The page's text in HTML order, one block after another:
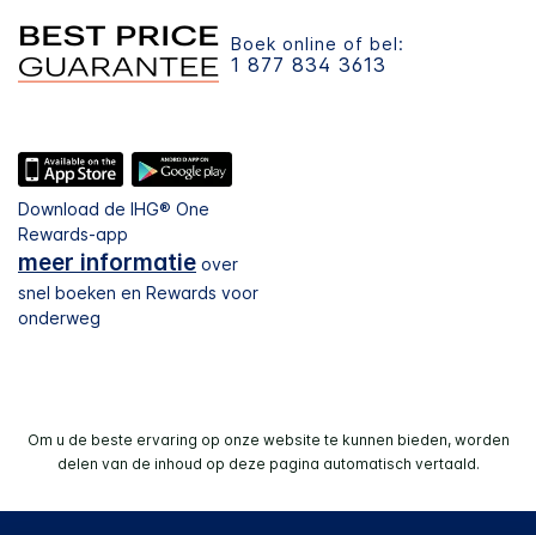
Boek online of bel:
1 877 834 3613
Download de IHG® One
Rewards-app
meer informatie over
snel boeken en Rewards voor
onderweg
Om u de beste ervaring op onze website te kunnen bieden, worden
delen van de inhoud op deze pagina automatisch vertaald.